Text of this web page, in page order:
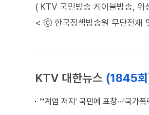
( KTV 국민방송 케이블방송, 위
< ⓒ 한국정책방송원 무단전재
KTV 대한뉴스 (1845
"'계엄 저지' 국민에 표창···'국가